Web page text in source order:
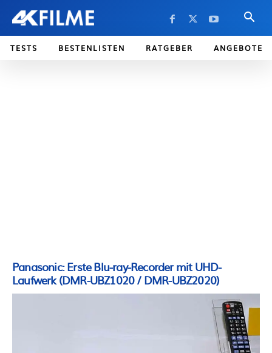
TESTS BESTENLISTEN RATGEBER ANGEBOTE
Panasonic: Erste Blu-ray-Recorder mit UHD-
Laufwerk (DMR-UBZ1020 / DMR-UBZ2020)